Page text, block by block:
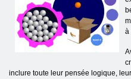
à
inclure toute leur pensée logique,